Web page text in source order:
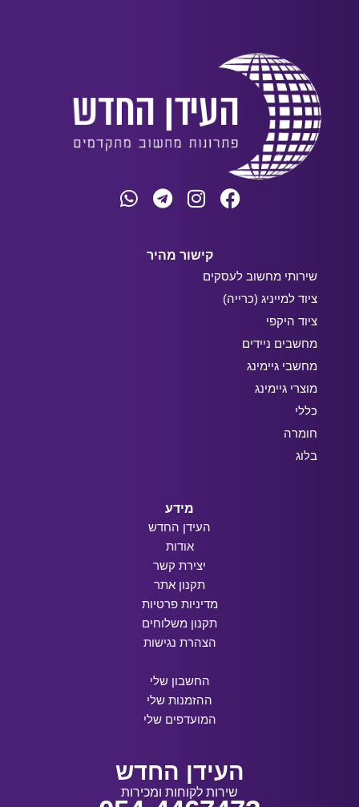
קישור מהיר
שירותי מחשוב לעסקים
ציוד למייניג (כרייה)
ציוד היקפי
מחשבים ניידים
מחשבי גיימינג
מוצרי גיימינג
כללי
חומרה
בלוג
מידע
העידן החדש
אודות
יצירת קשר
תקנון אתר
מדיניות פרטיות
תקנון משלוחים
הצהרת נגישות
החשבון שלי
ההזמנות שלי
המועדפים שלי
העידן החדש
שירות לקוחות ומכירות